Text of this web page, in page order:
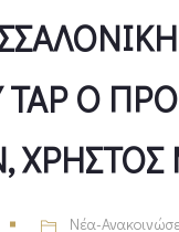
TAP Ο
ΧΡΗΣΤΟΣ
Νέα-